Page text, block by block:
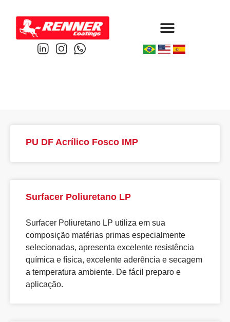
PU DF Acrílico Fosco IMP
Surfacer Poliuretano LP
Surfacer Poliuretano LP utiliza em sua
composição matérias primas especialmente
selecionadas, apresenta excelente resistência
química e física, excelente aderência e secagem
a temperatura ambiente. De fácil preparo e
aplicação.